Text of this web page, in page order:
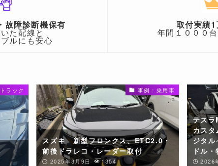
故障診断機保有
た配線と
ルにも安心
取付実績
年間１０００
ラック 事例：乗用車
スズキ 新型フロンクス、ETC2.0・
前後ドラレコ・レーダー取付
2025年3月9日 1354
テス
カスタ
ジタル
ドル
2026